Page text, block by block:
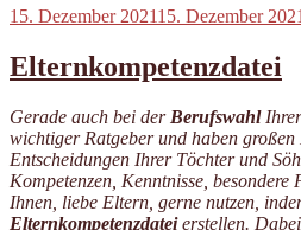
Veröffentlicht
15. Dezember 202115. Dezember 2021
Elternkompetenzdatei
Gerade auch bei der Berufswahl
wichtiger Ratgeber und haben großen
Entscheidungen Ihrer Töchter und
Kompetenzen, Kenntnisse,
Ihnen, liebe Eltern, gerne nutzen,
Elternkompetenzdateierstellen.